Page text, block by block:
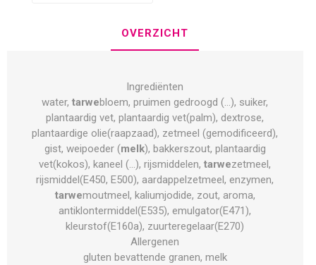
OVERZICHT
Ingrediënten
water,tarwebloem, pruimen gedroogd (...), suiker,
plantaardig vet, plantaardig vet(palm), dextrose,
plantaardige olie(raapzaad), zetmeel (gemodificeerd),
gist, weipoeder (melk), bakkerszout, plantaardig
vet(kokos), kaneel (...), rijsmiddelen,tarwezetmeel,
rijsmiddel(E450, E500), aardappelzetmeel, enzymen,
tarwemoutmeel, kaliumjodide, zout, aroma,
antiklontermiddel(E535), emulgator(E471),
kleurstof(E160a), zuurteregelaar(E270)
Allergenen
gluten bevattende granen, melk